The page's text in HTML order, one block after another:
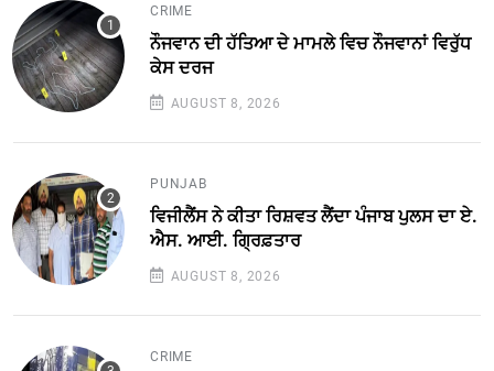
CRIME
ਨੌਜਵਾਨ ਦੀ ਹੱਤਿਆ ਦੇ ਮਾਮਲੇ ਵਿਚ ਨੌਜਵਾਨਾਂ ਵਿਰੁੱਧ
ਕੇਸ ਦਰਜ
AUGUST 8, 2026
PUNJAB
ਵਿਜੀਲੈਂਸ ਨੇ ਕੀਤਾ ਰਿਸ਼ਵਤ ਲੈਂਦਾ ਪੰਜਾਬ ਪੁਲਸ ਦਾ ਏ.
ਐਸ. ਆਈ. ਗ੍ਰਿਫ਼ਤਾਰ
AUGUST 8, 2026
CRIME